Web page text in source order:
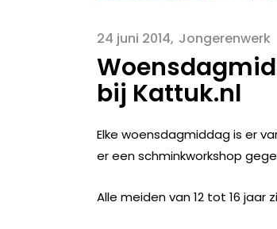
24 juni 2014 Jongerenwerk
bij Kattuk.nl
Elke woensdagmiddag is er
er een schminkworkshop
Alle meiden van 12 tot 16 jaar